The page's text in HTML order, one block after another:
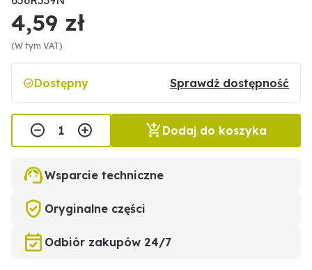
4,59 zł
(W tym VAT)
Dostępny Sprawdź dostępność
Dodaj do koszyka
Wsparcie techniczne
Oryginalne części
Odbiór zakupów 24/7